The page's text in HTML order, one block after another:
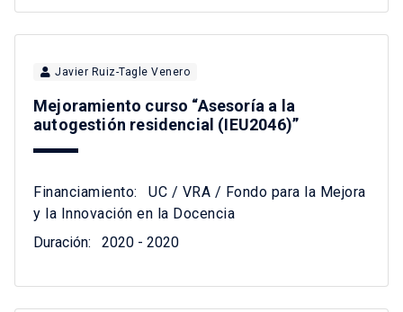
Javier Ruiz-Tagle Venero
Mejoramiento curso “Asesoría a la
autogestión residencial (IEU2046)”
Financiamiento:
UC / VRA / Fondo para la Mejora
y la Innovación en la Docencia
Duración:
2020 - 2020